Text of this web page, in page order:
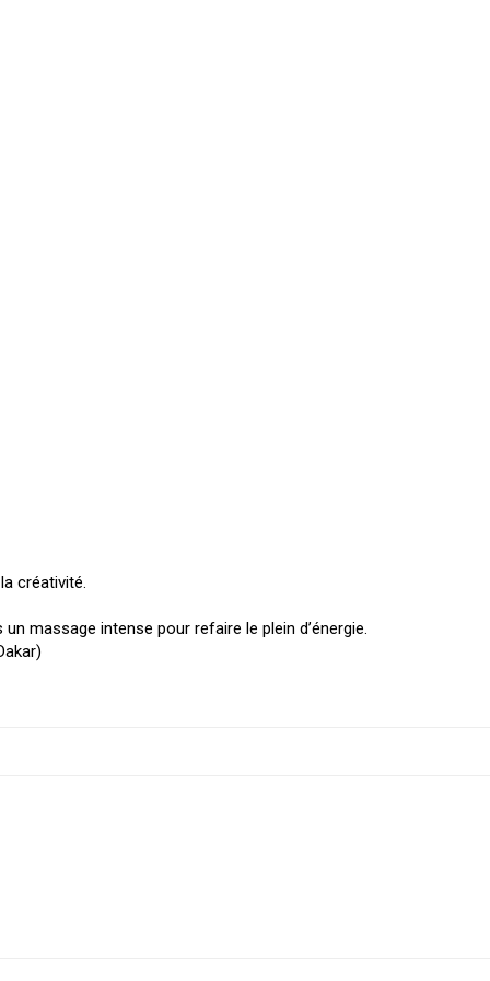
créativité.
massage intense pour refaire le plein d’énergie.